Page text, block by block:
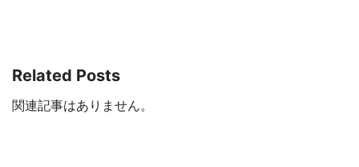
Related Posts
関連記事はありません。